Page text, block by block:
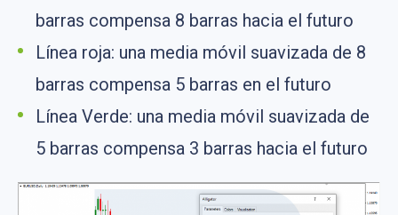
barras compensa 8 barras hacia el futuro
Línea roja: una media móvil suavizada de 8
barras compensa 5 barras en el futuro
Línea Verde: una media móvil suavizada de
5 barras compensa 3 barras hacia el futuro